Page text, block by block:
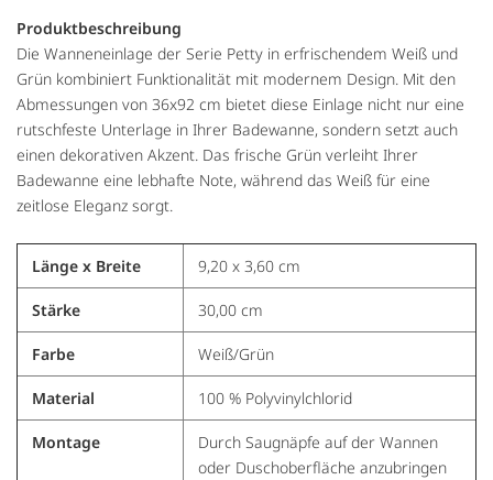
Produktbeschreibung
Die Wanneneinlage der Serie Petty in erfrischendem Weiß und
Grün kombiniert Funktionalität mit modernem Design. Mit den
Abmessungen von 36x92 cm bietet diese Einlage nicht nur eine
rutschfeste Unterlage in Ihrer Badewanne, sondern setzt auch
einen dekorativen Akzent. Das frische Grün verleiht Ihrer
Badewanne eine lebhafte Note, während das Weiß für eine
zeitlose Eleganz sorgt.
Länge x Breite 9,20 x 3,60 cm
Stärke 30,00 cm
Farbe Weiß/Grün
Material 100 % Polyvinylchlorid
Montage
Durch Saugnäpfe auf der Wannen
oder Duschoberfläche anzubringen